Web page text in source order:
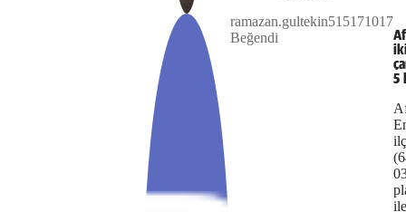
Video
loaded,
ramazan.gultekin515171017
Beğendi
5